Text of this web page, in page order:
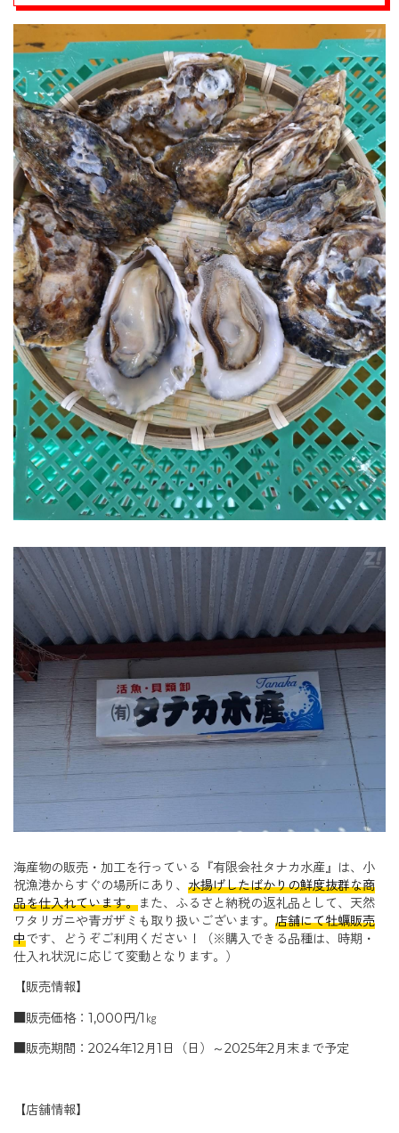
海産物の販売・加工を行っている『有限会社タナカ水産』は、小
祝漁港からすぐの場所にあり、 水揚げしたばかりの鮮度抜群な商
品を仕入れています。また、ふるさと納税の返礼品として、天然
ワタリガニや青ガザミも取り扱いございます。 店舗にて牡蠣販売
中です、どうぞご利用ください！（※購入できる品種は、時期・
仕入れ状況に応じて変動となります。）
【販売情報】
■販売価格：1,000円/1㎏
■販売期間：2024年12月1日（日）～2025年2月末まで予定
【店舗情報】